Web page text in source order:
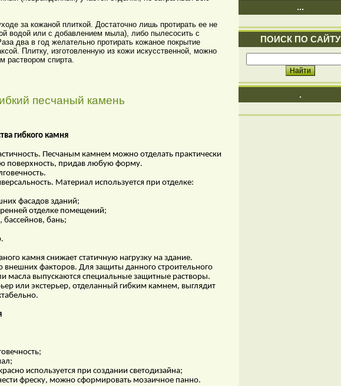
за кожаной плиткой. Достаточно лишь протирать ее не
водой или с добавлением мыла), либо пылесосить с
два в год желательно протирать кожаное покрытие
Плитку, изготовленную из кожи искусственной, можно
раствором спирта.
песчаный камень
гибкого камня
Песчаным камнем можно отделать практически
поверхность, придав любую форму.
Материал используется при отделке:
фасадов зданий;
отделке помещений;
бассейнов, бань;
камня снижает статичную нагрузку на здание.
внешних факторов. Для защиты данного строительного
масла выпускаются специальные защитные растворы.
или экстерьер, отделанный гибким камнем, выглядит
используется при создании светодизайна;
фреску, можно сформировать мозаичное панно.
...
ПОИСК ПО САЙТУ
.